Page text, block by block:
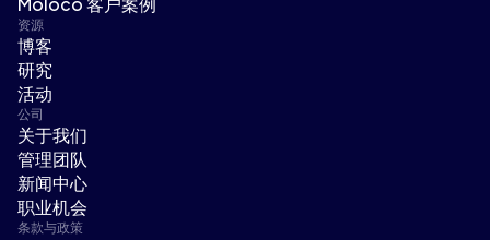
资源
博客
研究
活动
公司
关于我们
管理团队
新闻中心
职业机会
条款与政策